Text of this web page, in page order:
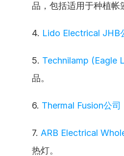
品，包括适用于种植帐
4. Lido Electrical JHB
5. Technilamp (Eagle
品。
6. Thermal Fusion公司
7. ARB Electrical
热灯。